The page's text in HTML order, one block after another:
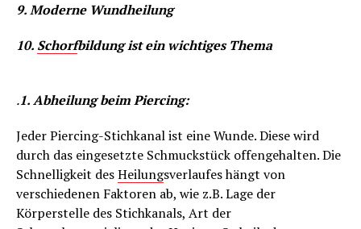
9. Moderne Wundheilung
10. Schorfbildung ist ein wichtiges Thema
.1. Abheilung beim Piercing:
Jeder Piercing-Stichkanal ist eine Wunde. Diese wird
durch das eingesetzte Schmuckstück offengehalten. Die
Schnelligkeit desHeilungsverlaufes hängt von
verschiedenen Faktoren ab, wie z.B. Lage der
Körperstelle des Stichkanals, Art der